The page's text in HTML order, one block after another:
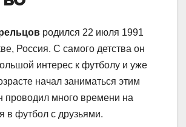
родился 22 июля 1991
Россия. С самого детства он
интерес к футболу и уже
начал заниматься этим
проводил много времени на
в футбол с друзьями.